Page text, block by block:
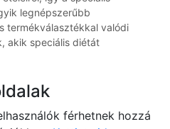
legnépszerűbb
termékválasztékkal valódi
akik speciális diétát
férhetnek hozzá